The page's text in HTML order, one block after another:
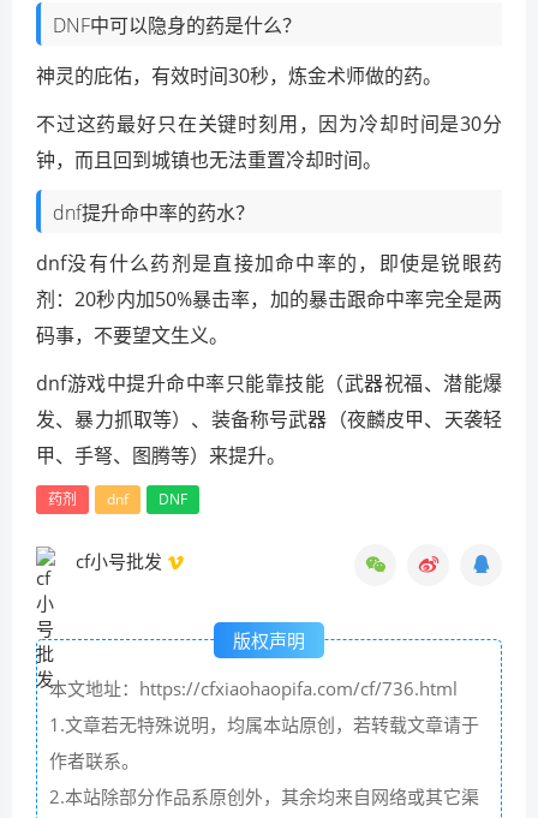
DNF中可以隐身的药是什么？
神灵的庇佑，有效时间30秒，炼金术师做的药。
不过这药最好只在关键时刻用，因为冷却时间是30分
钟，而且回到城镇也无法重置冷却时间。
dnf提升命中率的药水？
dnf没有什么药剂是直接加命中率的，即使是锐眼药
剂：20秒内加50%暴击率，加的暴击跟命中率完全是两
码事，不要望文生义。
dnf游戏中提升命中率只能靠技能（武器祝福、潜能爆
发、暴力抓取等）、装备称号武器（夜麟皮甲、天袭轻
甲、手弩、图腾等）来提升。
药剂 dnf DNF
cf小号批发
版权声明
本文地址：https://cfxiaohaopifa.com/cf/736.html
1.文章若无特殊说明，均属本站原创，若转载文章请于
作者联系。
2.本站除部分作品系原创外，其余均来自网络或其它渠